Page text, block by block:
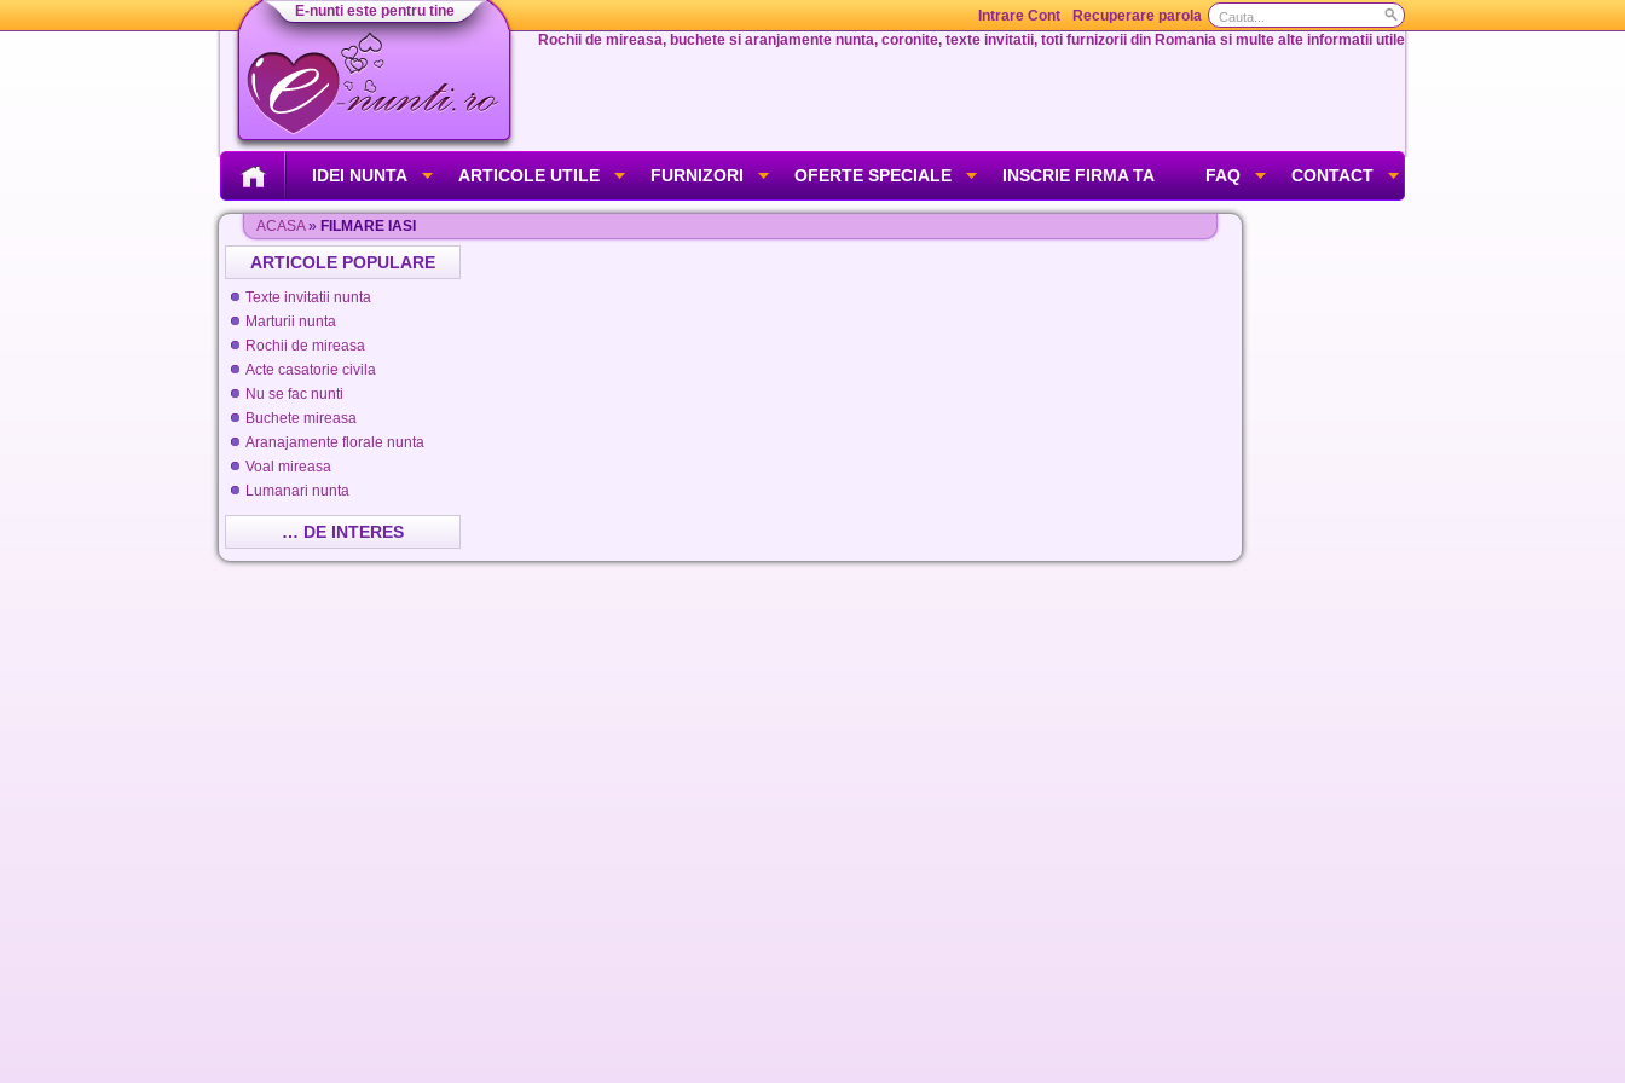
E-nunti este pentru tine Intrare Cont
Recuperare parola
Rochii de mireasa, buchete si aranjamente nunta, coronite, texte invitatii, toti furnizorii din Romania si multe alte informatii utile
IDEI NUNTA ARTICOLE UTILE FURNIZORI OFERTE SPECIALE INSCRIE FIRMA TA FAQ CONTACT
ACASA» FILMARE IASI
ARTICOLE POPULARE
Texte invitatii nunta
Marturii nunta
Rochii de mireasa
Acte casatorie civila
Nu se fac nunti
Buchete mireasa
Aranajamente florale nunta
Voal mireasa
Lumanari nunta
… DE INTERES